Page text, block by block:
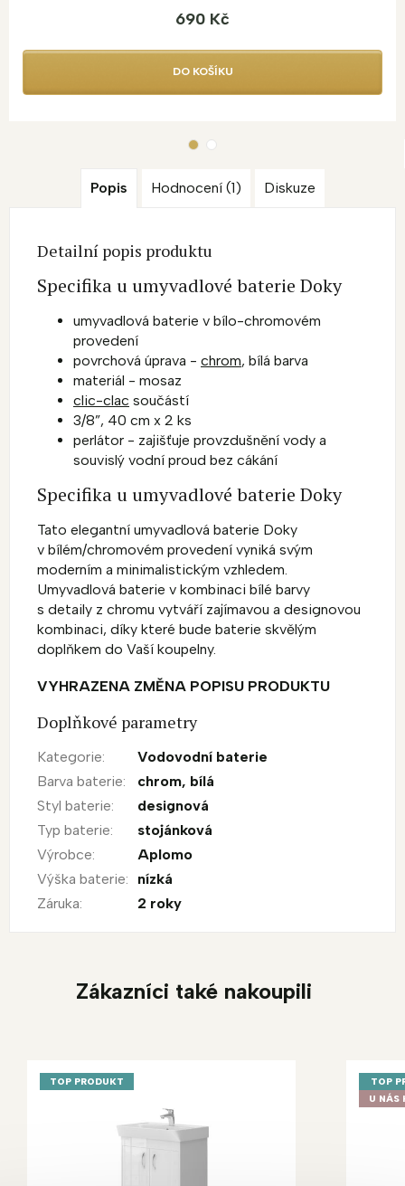
690 Kč
DO KOŠÍKU
Popis Hodnocení (1) Diskuze
Detailní popis produktu
Specifika u umyvadlové baterie Doky
umyvadlová baterie v bílo-chromovém
provedení
povrchová úprava - chrom, bílá barva
materiál - mosaz
clic-clac součástí
3/8”, 40 cm x 2 ks
perlátor - zajišťuje provzdušnění vody a
souvislý vodní proud bez cákání
Specifika u umyvadlové baterie Doky
Tato elegantní umyvadlová baterie Doky
v bílém/chromovém provedení vyniká svým
moderním a minimalistickým vzhledem.
Umyvadlová baterie v kombinaci bílé barvy
s detaily z chromu vytváří zajímavou a designovou
kombinaci, díky které bude baterie skvělým
doplňkem do Vaší koupelny.
VYHRAZENA ZMĚNA POPISU PRODUKTU
Doplňkové parametry
Kategorie:
Vodovodní baterie
Barva baterie: chrom, bílá
Styl baterie:
designová
Typ baterie:
stojánková
Výrobce:
Aplomo
Výška baterie:
nízká
Záruka: 2 roky
Zákazníci také nakoupili
TOP PRODUKT
TOP
U NÁS